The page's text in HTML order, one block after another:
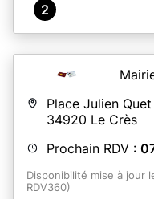
2
Place Julien Quet
34920 Le Crès
Prochain RDV :
Disponibilité mise à jour
RDV360)